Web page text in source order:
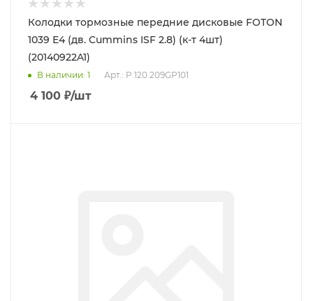
Колодки тормозные передние дисковые FOTON
1039 Е4 (дв. Cummins ISF 2.8) (к-т 4шт)
(20140922A1)
В наличии: 1 Арт.: P.120.209GP101
4 100 ₽/шт